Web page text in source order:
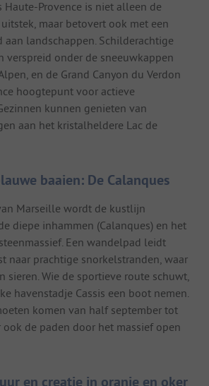
Haute-Provence is niet alleen de
maar betovert ook met een
aan landschappen. Schilderachtige
verspreid onder de sneeuwkappen
en de Grand Canyon du Verdon
hoogtepunt voor actieve
kunnen genieten van
aan het kristalheldere Lac de
baaien: De Calanques
Marseille wordt de kustlijn
diepe inhammen (Calanques) en het
Een wandelpad leidt
naar prachtige snorkelstranden, waar
sieren. Wie de sportieve route schuwt,
havenstadje Cassis een boot nemen.
komen van half september tot
ook de paden door het massief open
en creatie in oranje en oker